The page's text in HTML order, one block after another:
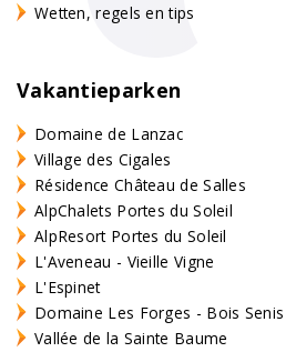
Wetten, regels en tips
Vakantieparken
Domaine de Lanzac
Village des Cigales
Résidence Château de Salles
AlpChalets Portes du Soleil
AlpResort Portes du Soleil
L'Aveneau - Vieille Vigne
L'Espinet
Domaine Les Forges - Bois Senis
Vallée de la Sainte Baume